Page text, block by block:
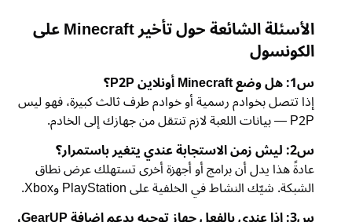
الأسئلة الشائعة حول تأخير Minecraft على
الكونسول
س1: هل وضع Minecraft أونلاين P2P؟
إذا تتصل بخوادم رسمية أو خوادم طرف ثالث كبيرة، فهو ليس
P2P — بيانات اللعبة لازم تنتقل من جهازك إلى الخادم.
س2: ليش زمن الاستجابة عندي يتغير باستمرار؟
عادةً هذا يدل أن برامج أو أجهزة أخرى تستهلك عرض نطاق
الشبكة. شيّك النشاط في الخلفية على PlayStation وXbox.